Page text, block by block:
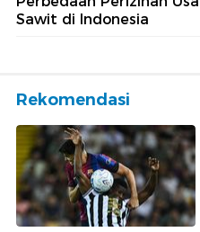
Sawit di Indonesia
Rekomendasi